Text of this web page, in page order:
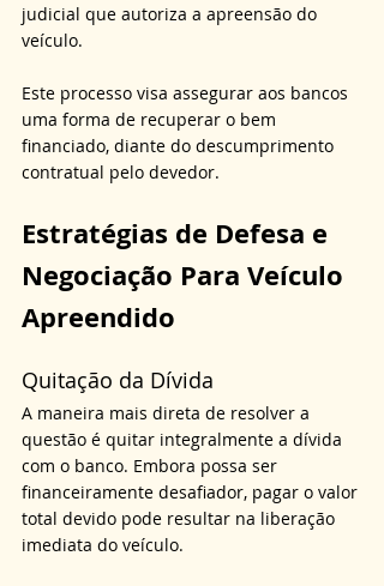
judicial que autoriza a apreensão do
veículo.
Este processo visa assegurar aos bancos
uma forma de recuperar o bem
financiado, diante do descumprimento
contratual pelo devedor.
Estratégias de Defesa e
Negociação Para Veículo
Apreendido
Quitação da Dívida
A maneira mais direta de resolver a
questão é quitar integralmente a dívida
com o banco. Embora possa ser
financeiramente desafiador, pagar o valor
total devido pode resultar na liberação
imediata do veículo.